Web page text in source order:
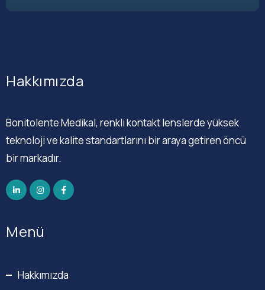
Hakkımızda
Bonitolente Medikal, renkli kontakt lenslerde yüksek
teknoloji ve kalite standartlarını bir araya getiren öncü
bir markadır.
Menü
Hakkımızda